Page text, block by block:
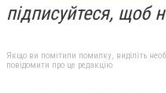
підписуйтеся, щоб
Якщо ви помітили помилку, виділіть
повідомити про це редакцію